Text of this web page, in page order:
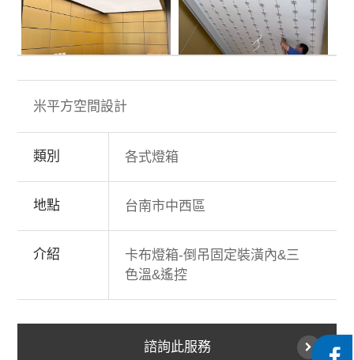
米平方空間設計
類別 各式燈箱
地點 台南市中西區
介紹
卡布燈箱-倒吊固定裝潢內&三
色溫&遙控
諮詢此服務